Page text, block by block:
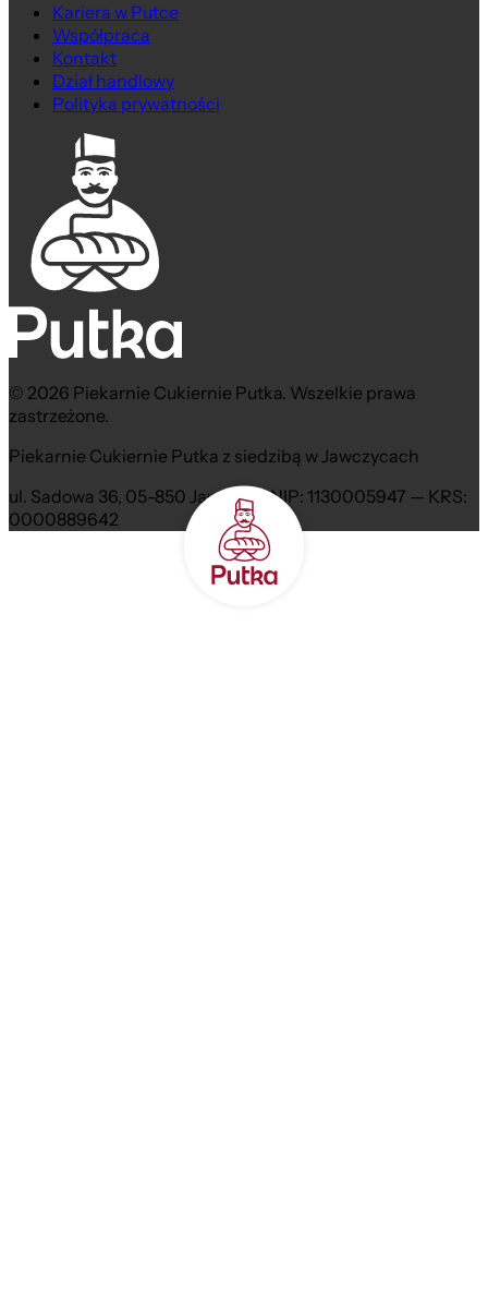
Kariera w Putce
Współpraca
Kontakt
Dział handlowy
Polityka prywatności
© 2026 Piekarnie Cukiernie Putka. Wszelkie prawa
zastrzeżone.
Piekarnie Cukiernie Putka z siedzibą w Jawczycach
ul. Sadowa 36, 05-850 Jawczyce NIP: 1130005947 — KRS:
0000889642